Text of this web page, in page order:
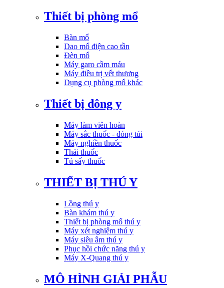
Thiết bị phòng mổ
Bàn mổ
Dao mổ điện cao tần
Đèn mổ
Máy garo cầm máu
Máy điều trị vết thương
Dụng cụ phòng mổ khác
Thiết bị đông y
Máy làm viên hoàn
Máy sắc thuốc - đóng túi
Máy nghiền thuốc
Thái thuốc
Tủ sấy thuốc
THIẾT BỊ THÚ Y
Lồng thú y
Bàn khám thú y
Thiết bị phòng mổ thú y
Máy xét nghiệm thú y
Máy siêu âm thú y
Phục hồi chức năng thú y
Máy X-Quang thú y
MÔ HÌNH GIẢI PHẪU